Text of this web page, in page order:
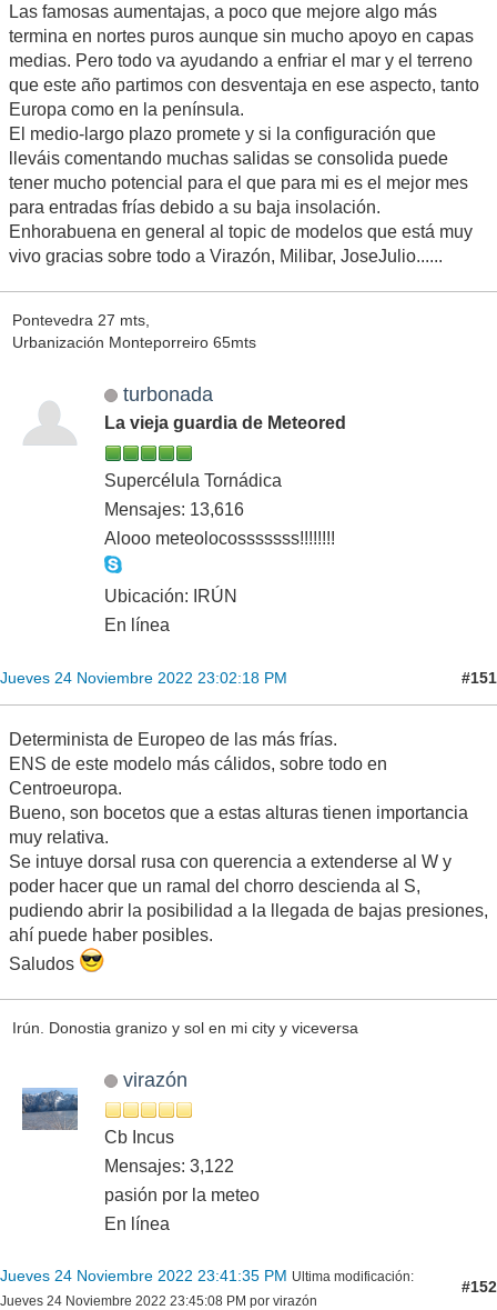
Las famosas aumentajas, a poco que mejore algo más
termina en nortes puros aunque sin mucho apoyo en capas
medias. Pero todo va ayudando a enfriar el mar y el terreno
que este año partimos con desventaja en ese aspecto, tanto
Europa como en la península.
El medio-largo plazo promete y si la configuración que
lleváis comentando muchas salidas se consolida puede
tener mucho potencial para el que para mi es el mejor mes
para entradas frías debido a su baja insolación.
Enhorabuena en general al topic de modelos que está muy
vivo gracias sobre todo a Virazón, Milibar, JoseJulio......
Pontevedra 27 mts,
Urbanización Monteporreiro 65mts
turbonada
La vieja guardia de Meteored
Supercélula Tornádica
Mensajes: 13,616
Alooo meteolocosssssss!!!!!!!!
Ubicación: IRÚN
En línea
Jueves 24 Noviembre 2022 23:02:18 PM #151
Determinista de Europeo de las más frías.
ENS de este modelo más cálidos, sobre todo en
Centroeuropa.
Bueno, son bocetos que a estas alturas tienen importancia
muy relativa.
Se intuye dorsal rusa con querencia a extenderse al W y
poder hacer que un ramal del chorro descienda al S,
pudiendo abrir la posibilidad a la llegada de bajas presiones,
ahí puede haber posibles.
Saludos
Irún. Donostia granizo y sol en mi city y viceversa
virazón
Cb Incus
Mensajes: 3,122
pasión por la meteo
En línea
Jueves 24 Noviembre 2022 23:41:35 PM Ultima modificación:
Jueves 24 Noviembre 2022 23:45:08 PM por virazón
#152